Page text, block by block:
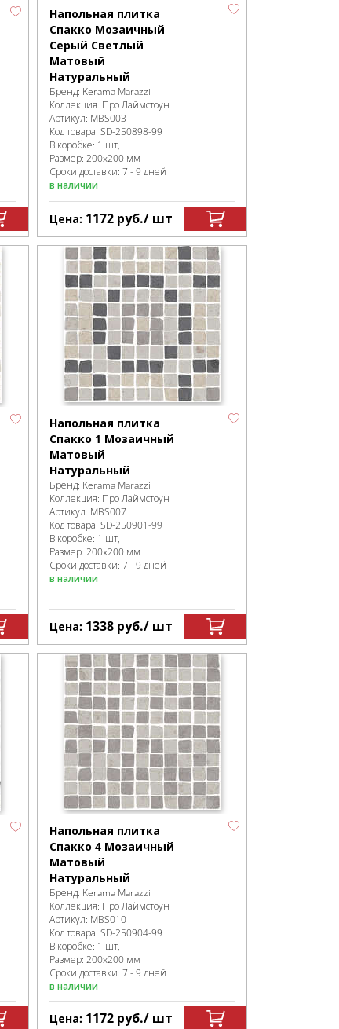
Напольная плитка
Спакко Мозаичный
Серый Светлый
Матовый
Натуральный
Бренд: Kerama Marazzi
Коллекция: Про Лаймстоун
Артикул: MBS003
Код товара: SD-250898-99
В коробке: 1 шт,
Размер: 200x200 мм
Сроки доставки: 7 - 9 дней
в наличии
Цена: 1172 руб./ шт
Напольная плитка
Спакко 1 Мозаичный
Матовый
Натуральный
Бренд: Kerama Marazzi
Коллекция: Про Лаймстоун
Артикул: MBS007
Код товара: SD-250901-99
В коробке: 1 шт,
Размер: 200x200 мм
Сроки доставки: 7 - 9 дней
в наличии
Цена: 1338 руб./ шт
Напольная плитка
Спакко 4 Мозаичный
Матовый
Натуральный
Бренд: Kerama Marazzi
Коллекция: Про Лаймстоун
Артикул: MBS010
Код товара: SD-250904-99
В коробке: 1 шт,
Размер: 200x200 мм
Сроки доставки: 7 - 9 дней
в наличии
Цена: 1172 руб./ шт